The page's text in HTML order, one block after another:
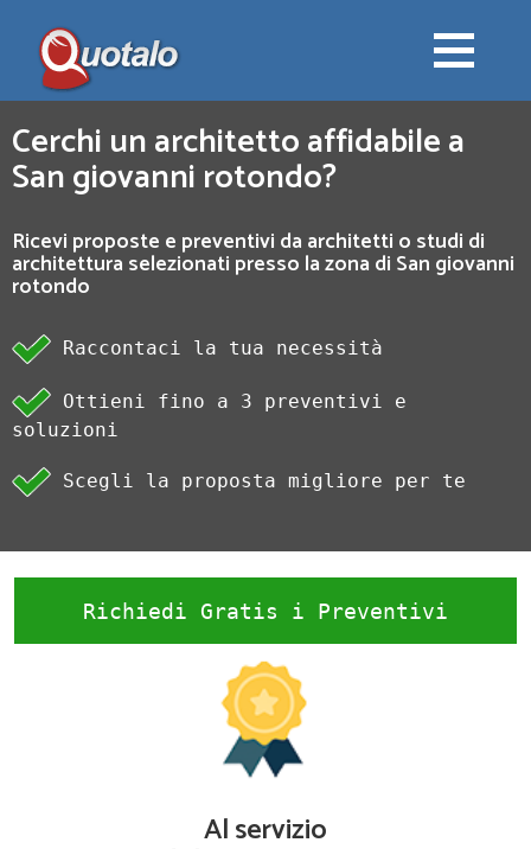
Cerchi un architetto affidabile a
San giovanni rotondo?
Ricevi proposte e preventivi da architetti o studi di
architettura selezionati presso la zona di San giovanni
rotondo
Raccontaci la tua necessità
Ottieni fino a 3 preventivi e
soluzioni
Scegli la proposta migliore per te
Richiedi Gratis i Preventivi
Al servizio